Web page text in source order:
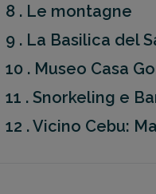
8 . Le montagne
9 . La Basilica del
10 . Museo Casa
11 . Snorkeling e
12 . Vicino Cebu: